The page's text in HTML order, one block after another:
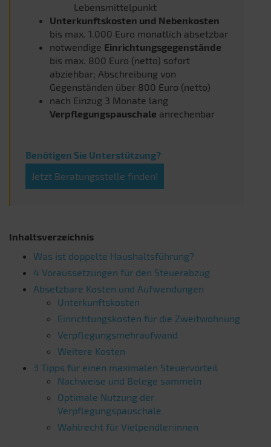
Lebensmittelpunkt
Unterkunftskosten und Nebenkosten
bis max. 1.000 Euro monatlich absetzbar
notwendige Einrichtungsgegenstände
bis max. 800 Euro (netto) sofort
abziehbar; Abschreibung von
Gegenständen über 800 Euro (netto)
nach Einzug 3 Monate lang
Verpflegungspauschale anrechenbar
Benötigen Sie Unterstützung?
Jetzt Beratungsstelle finden!
Inhaltsverzeichnis
Was ist doppelte Haushaltsführung?
4 Voraussetzungen für den Steuerabzug
Absetzbare Kosten und Aufwendungen
Unterkunftskosten
Einrichtungskosten für die Zweitwohnung
Verpflegungsmehraufwand
Weitere Kosten
3 Tipps für einen maximalen Steuervorteil
Nachweise und Belege sammeln
Optimale Nutzung der
Verpflegungspauschale
Wahlrecht für Vielpendler:innen